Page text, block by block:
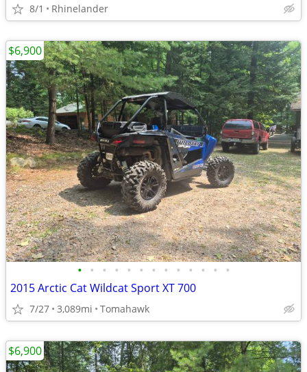
8/1 Rhinelander
• • • • • • • • • • • • •
2015 Arctic Cat Wildcat Sport XT 700
7/27 3,089mi Tomahawk
$6,900
$6,900